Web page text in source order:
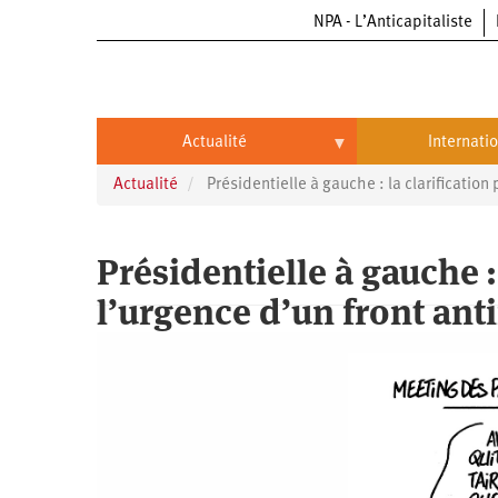
NPA - L’Anticapitaliste
Actualité
Actualité
Entreprises
Entreprises
Oppressions
International
Chine
États-
Continents
Actualité Présidentielle à gauche : la clarification
Présidentielle à
l’urgence d’un front